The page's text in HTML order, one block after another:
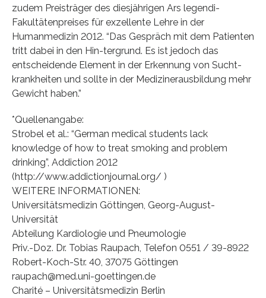
zudem Preisträger des diesjährigen Ars legendi-
Fakultätenpreises für exzellente Lehre in der
Humanmedizin 2012. “Das Gespräch mit dem Patienten
tritt dabei in den Hin-tergrund. Es ist jedoch das
entscheidende Element in der Erkennung von Sucht-
krankheiten und sollte in der Medizinerausbildung mehr
Gewicht haben.”
*Quellenangabe:
Strobel et al.: “German medical students lack
knowledge of how to treat smoking and problem
drinking”, Addiction 2012
(http://www.addictionjournal.org/ )
WEITERE INFORMATIONEN:
Universitätsmedizin Göttingen, Georg-August-
Universität
Abteilung Kardiologie und Pneumologie
Priv.-Doz. Dr. Tobias Raupach, Telefon 0551 / 39-8922
Robert-Koch-Str. 40, 37075 Göttingen
raupach@med.uni-goettingen.de
Charité – Universitätsmedizin Berlin